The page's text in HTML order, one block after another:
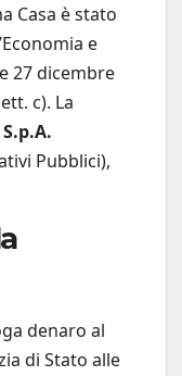
Casa è stato
e
27 dicembre
c). La
Pubblici),
denaro al
di Stato alle